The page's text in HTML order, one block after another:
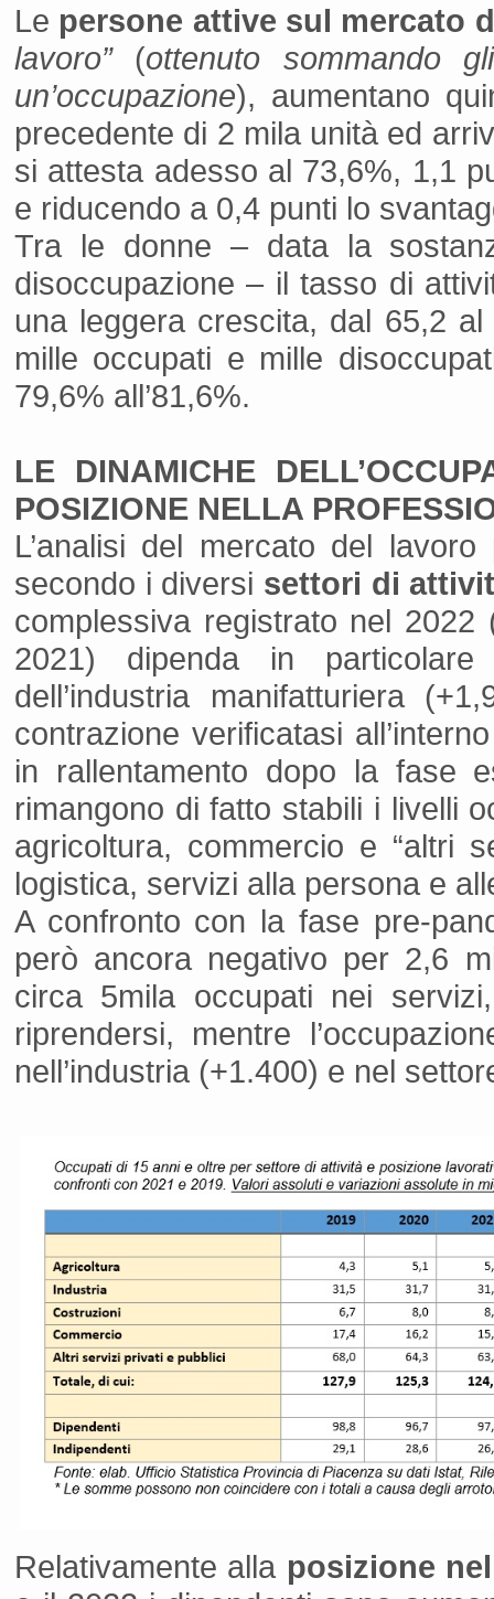
Le persone attive sul mercato
lavoro”(ottenuto sommando
un’occupazione), aumentano
precedente di 2 mila unità ed
si attesta adesso al 73,6%, 1,1
e riducendo a 0,4 punti lo
Tra le donne – data la
disoccupazione – il tasso di
una leggera crescita, dal 65,2
mille occupati e mille
79,6% all’81,6%.
LE DINAMICHE
POSIZIONE NELLA
L’analisi del mercato del
secondo i diversi settori di
complessiva registrato nel
2021) dipenda in particolare
dell’industria manifatturiera
contrazione verificatasi
in rallentamento dopo la fase
rimangono di fatto stabili i livelli
agricoltura, commercio e “altri
logistica, servizi alla persona e
A confronto con la fase pre-
però ancora negativo per 2,6
circa 5mila occupati nei
riprendersi, mentre
nell’industria (+1.400) e nel
Relativamente alla posizione